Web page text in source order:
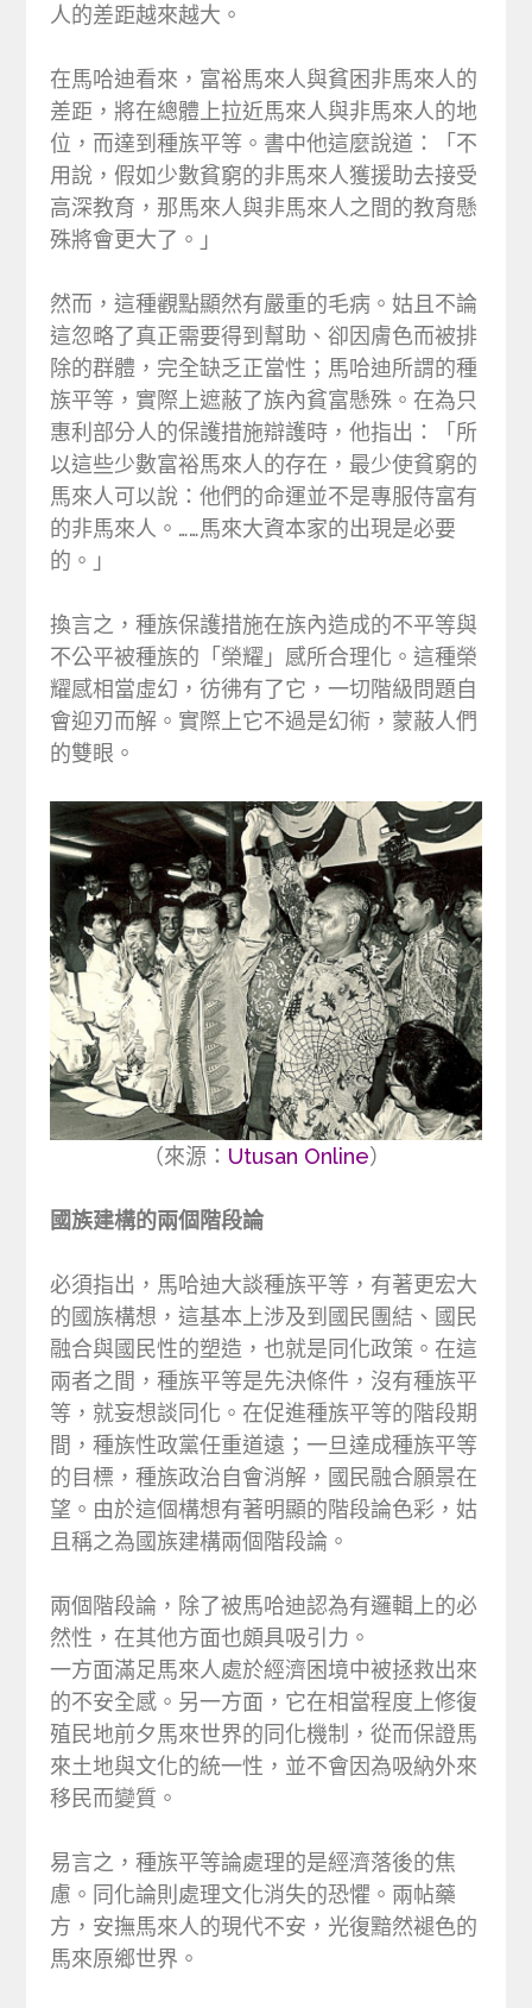
人的差距越來越大。
在馬哈迪看來，富裕馬來人與貧困非馬來人的
差距，將在總體上拉近馬來人與非馬來人的地
位，而達到種族平等。書中他這麼說道：「不
用說，假如少數貧窮的非馬來人獲援助去接受
高深教育，那馬來人與非馬來人之間的教育懸
殊將會更大了。」
然而，這種觀點顯然有嚴重的毛病。姑且不論
這忽略了真正需要得到幫助、卻因膚色而被排
除的群體，完全缺乏正當性；馬哈迪所謂的種
族平等，實際上遮蔽了族內貧富懸殊。在為只
惠利部分人的保護措施辯護時，他指出：「所
以這些少數富裕馬來人的存在，最少使貧窮的
馬來人可以說：他們的命運並不是專服侍富有
的非馬來人。……馬來大資本家的出現是必要
的。」
換言之，種族保護措施在族內造成的不平等與
不公平被種族的「榮耀」感所合理化。這種榮
耀感相當虛幻，彷彿有了它，一切階級問題自
會迎刃而解。實際上它不過是幻術，蒙蔽人們
的雙眼。
（來源： Utusan Online）
國族建構的兩個階段論
必須指出，馬哈迪大談種族平等，有著更宏大
的國族構想，這基本上涉及到國民團結、國民
融合與國民性的塑造，也就是同化政策。在這
兩者之間，種族平等是先決條件，沒有種族平
等，就妄想談同化。在促進種族平等的階段期
間，種族性政黨任重道遠；一旦達成種族平等
的目標，種族政治自會消解，國民融合願景在
望。由於這個構想有著明顯的階段論色彩，姑
且稱之為國族建構兩個階段論。
兩個階段論，除了被馬哈迪認為有邏輯上的必
然性，在其他方面也頗具吸引力。
一方面滿足馬來人處於經濟困境中被拯救出來
的不安全感。另一方面，它在相當程度上修復
殖民地前夕馬來世界的同化機制，從而保證馬
來土地與文化的統一性，並不會因為吸納外來
移民而變質。
易言之，種族平等論處理的是經濟落後的焦
慮。同化論則處理文化消失的恐懼。兩帖藥
方，安撫馬來人的現代不安，光復黯然褪色的
馬來原鄉世界。